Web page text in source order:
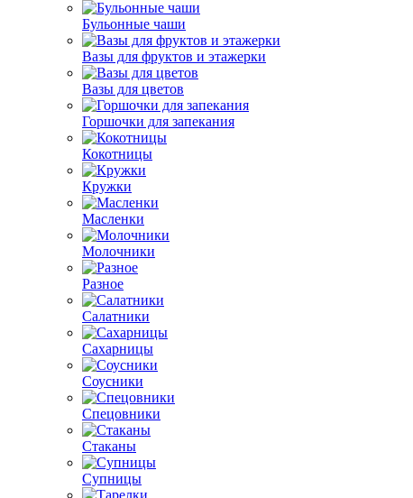
Бульонные чаши
Вазы для фруктов и этажерки
Вазы для цветов
Горшочки для запекания
Кокотницы
Кружки
Масленки
Молочники
Разное
Салатники
Сахарницы
Соусники
Спецовники
Стаканы
Супницы